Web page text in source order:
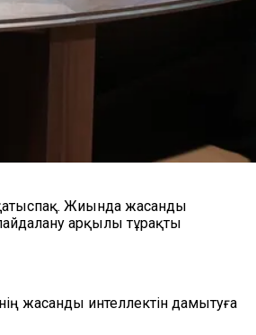
Жиында жасанды
арқылы тұрақты
жасанды интеллектін дамытуға